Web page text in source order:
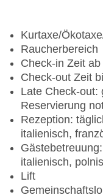
Kurtaxe/
Raucherbereich
Check-in Zeit
Check-out Zeit
Late Check-out:
Reservierung
Rezeption:
italienisch,
italienisch,
Lift